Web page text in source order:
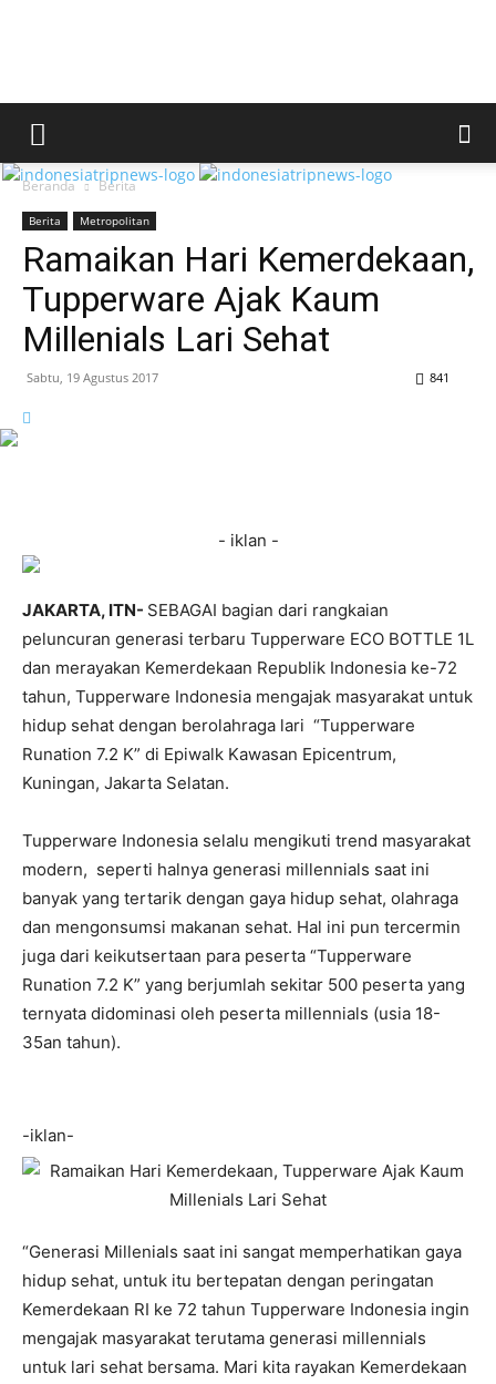
Beranda Berita
Berita Metropolitan
Ramaikan Hari Kemerdekaan,
Tupperware Ajak Kaum
Millenials Lari Sehat
Sabtu, 19 Agustus 2017 841
- iklan -
JAKARTA, ITN- SEBAGAI bagian dari rangkaian
peluncuran generasi terbaru Tupperware ECO BOTTLE 1L
dan merayakan Kemerdekaan Republik Indonesia ke-72
tahun, Tupperware Indonesia mengajak masyarakat untuk
hidup sehat dengan berolahraga lari “Tupperware
Runation 7.2 K” di Epiwalk Kawasan Epicentrum,
Kuningan, Jakarta Selatan.
Tupperware Indonesia selalu mengikuti trend masyarakat
modern, seperti halnya generasi millennials saat ini
banyak yang tertarik dengan gaya hidup sehat, olahraga
dan mengonsumsi makanan sehat. Hal ini pun tercermin
juga dari keikutsertaan para peserta “Tupperware
Runation 7.2 K” yang berjumlah sekitar 500 peserta yang
ternyata didominasi oleh peserta millennials (usia 18-
35an tahun).
-iklan-
“Generasi Millenials saat ini sangat memperhatikan gaya
hidup sehat, untuk itu bertepatan dengan peringatan
Kemerdekaan RI ke 72 tahun Tupperware Indonesia ingin
mengajak masyarakat terutama generasi millennials
untuk lari sehat bersama. Mari kita rayakan Kemerdekaan